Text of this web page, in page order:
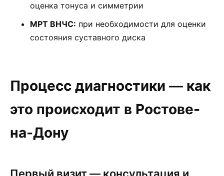
оценка тонуса и симметрии
МРТ ВНЧС: при необходимости для оценки
состояния суставного диска
Процесс диагностики — как
это происходит в Ростове-
на-Дону